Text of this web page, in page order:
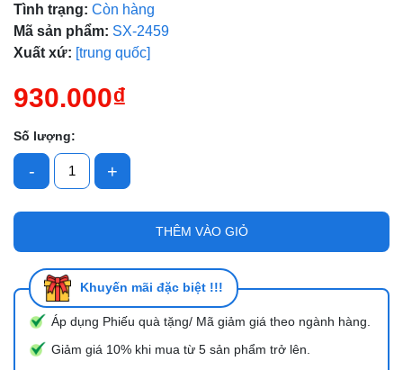
Tình trạng: Còn hàng
Mã sản phẩm: SX-2459
Xuất xứ: [trung quốc]
930.000₫
Số lượng:
- +
THÊM VÀO GIỎ
Khuyến mãi đặc biệt !!!
Áp dụng Phiếu quà tặng/ Mã giảm giá theo ngành hàng.
Giảm giá 10% khi mua từ 5 sản phẩm trở lên.
Điều kiện: